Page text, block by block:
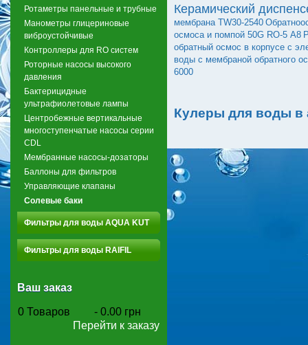
Ротаметры панельные и трубные
Манометры глицериновые
виброустойчивые
Контроллеры для RO систем
Роторные насосы высокого
давления
Бактерицидные
ультрафиолетовые лампы
Центробежные вертикальные
многоступенчатые насосы серии
CDL
Мембранные насосы-дозаторы
Баллоны для фильтров
Управляющие клапаны
Солевые баки
Фильтры для воды AQUA KUT
Фильтры для воды RAIFIL
Ваш заказ
0 Товаров - 0.00 грн
Перейти к заказу
Керамический
мембрана TW30-2540
осмоса и помпой 50G RO-5 А8
обратный осмос в корпусе с
воды с мембраной обратного
6000
Кулеры для воды в